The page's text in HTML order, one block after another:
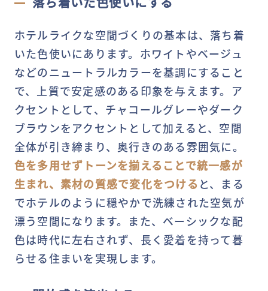
ホテルライクな空間づくりの基本は、落ち着
いた色使いにあります。ホワイトやベージュ
などのニュートラルカラーを基調にすること
で、上質で安定感のある印象を与えます。ア
クセントとして、チャコールグレーやダーク
ブラウンをアクセントとして加えると、空間
全体が引き締まり、奥行きのある雰囲気に。
色を多用せずトーンを揃えることで統一感が
生まれ、素材の質感で変化をつけると、まる
でホテルのように穏やかで洗練された空気が
漂う空間になります。また、ベーシックな配
色は時代に左右されず、長く愛着を持って暮
らせる住まいを実現します。